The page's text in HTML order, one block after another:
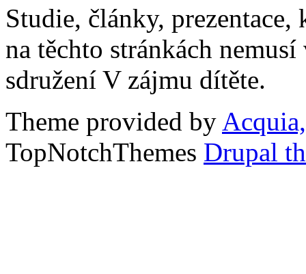
Studie, články,
na těchto stránkách
sdružení V zájmu dítěte.
Theme provided by
TopNotchThemes Drupal